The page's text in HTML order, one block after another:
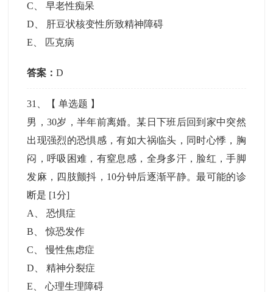
C 、早老性痴呆
D
肝豆状核变性所致精神障碍
E
匹克病
答案：D
31 、【单选题 】
男，30岁，半年前离婚。某日下班后回到家中突然
出现强烈的恐惧感，有如大祸临头，同时心悸，胸
闷，呼吸困难，有窒息感，全身多汗，脸红，手脚
发麻，四肢颤抖，10分钟后逐渐平静。最可能的诊
断是 [1分]
A
、恐惧症
B 、惊恐发作
C 、慢性焦虑症
D 、精神分裂症
E 、心理生理障碍